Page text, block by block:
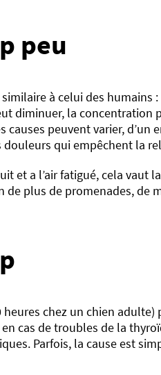
peu
à celui des humains
diminuer, la concentration
causes peuvent varier, d’un
qui empêchent la
et a l’air fatigué, cela vaut
plus de promenades, de
chez un chien
cas de troubles de la
Parfois, la cause est